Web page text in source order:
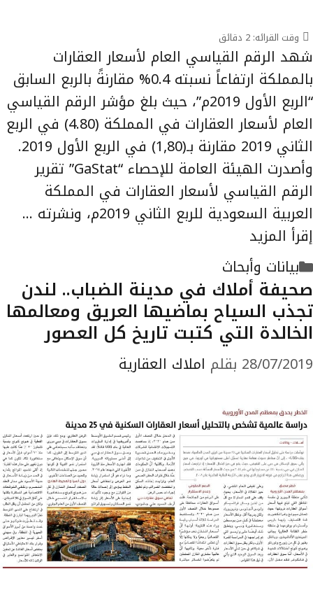
وقت القرائه: 2 دقائق
شهد الرقم القياسي العام لأسعار العقارات
بالمملكة ارتفاعاً نسبته 0.4% مقارنةً بالربع السابق
“الربع الأول 2019م”، حيث بلغ مؤشر الرقم القياسي
العام لأسعار العقارات في المملكة (4.80) في الربع
الثاني 2019 مقارنة بـ(1,80) في الربع الأول 2019.
وأصدرت الهيئة العامة للإحصاء “GaStat” تقرير
الرقم القياسي لأسعار العقارات في المملكة
العربية السعودية للربع الثاني 2019م، ونشرته …
إقرأ المزيد
التصنيفات
بيانات وأبحاث
صحيفة أملاك في مدينة الضباب.. لندن
تجذب السياح بماضيها العريق ومعالمها
الخالدة التي كتبت تاريخ كل العصور
28/07/2019 بقلم املاك العقارية